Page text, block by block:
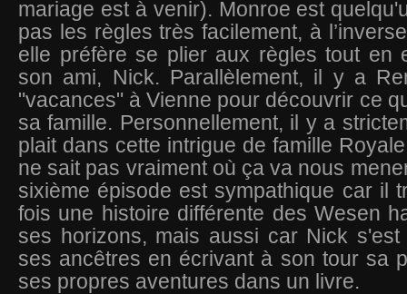
mariage est à venir). Monroe est
pas les règles très facilement, à
elle préfère se plier aux règles tout en
son ami, Nick. Parallèlement, il y a
"vacances" à Vienne pour découvrir ce
sa famille. Personnellement, il y a
plait dans cette intrigue de famille
ne sait pas vraiment où ça va nous
sixième épisode est sympathique car il
fois une histoire différente des Wesen
ses horizons, mais aussi car Nick
ses ancêtres en écrivant à son tour sa
ses propres aventures dans un livre.